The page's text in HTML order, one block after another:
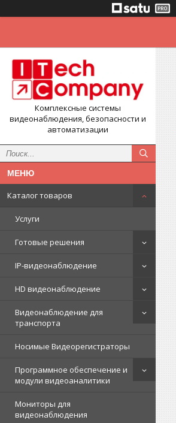
Комплексные системы
видеонаблюдения, безопасности и
автоматизации
Каталог товаров
Услуги
Готовые решения
IP-видеонаблюдение
HD видеонаблюдение
Видеонаблюдение для
транспорта
Носимые Видеорегистраторы
Программное обеспечение и
модули видеоаналитики
Мониторы для
видеонаблюдения